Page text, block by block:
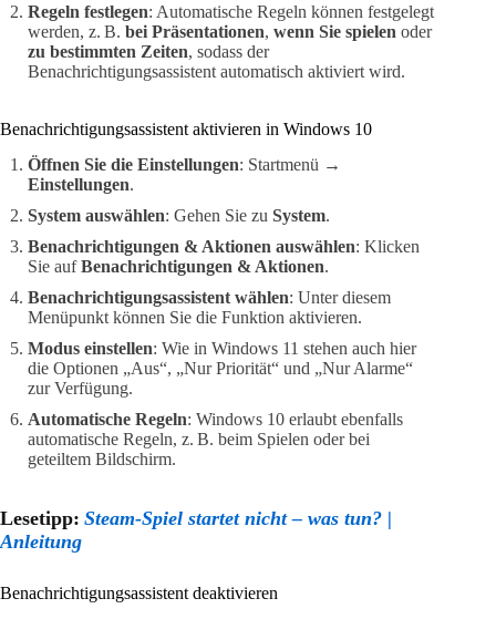
Regeln festlegen: Automatische Regeln können festgelegt
werden, z. B. bei Präsentationen, wenn Sie spielen oder
zu bestimmten Zeiten, sodass der
Benachrichtigungsassistent automatisch aktiviert wird.
Benachrichtigungsassistent aktivieren in Windows 10
Öffnen Sie die Einstellungen: Startmenü →
Einstellungen.
System auswählen: Gehen Sie zu System.
Benachrichtigungen & Aktionen auswählen: Klicken
Sie aufBenachrichtigungen & Aktionen.
Benachrichtigungsassistent wählen: Unter diesem
Menüpunkt können Sie die Funktion aktivieren.
Modus einstellen: Wie in Windows 11 stehen auch hier
die Optionen „Aus“, „Nur Priorität“ und „Nur Alarme“
zur Verfügung.
Automatische Regeln: Windows 10 erlaubt ebenfalls
automatische Regeln, z. B. beim Spielen oder bei
geteiltem Bildschirm.
Lesetipp: Steam-Spiel startet nicht – was tun? |
Anleitung
Benachrichtigungsassistent deaktivieren